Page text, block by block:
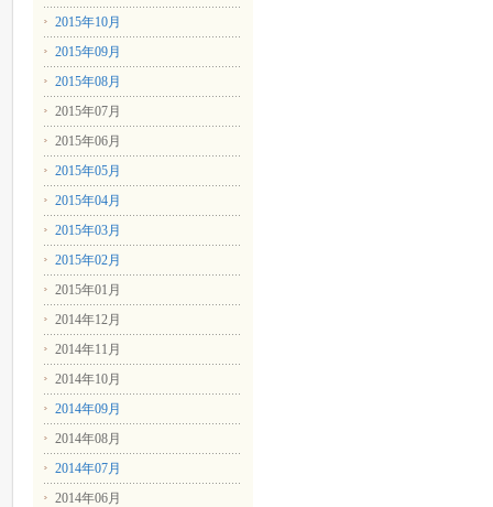
2015年10月
2015年09月
2015年08月
2015年07月
2015年06月
2015年05月
2015年04月
2015年03月
2015年02月
2015年01月
2014年12月
2014年11月
2014年10月
2014年09月
2014年08月
2014年07月
2014年06月